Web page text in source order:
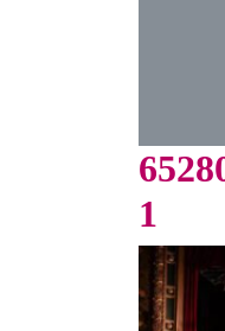
1